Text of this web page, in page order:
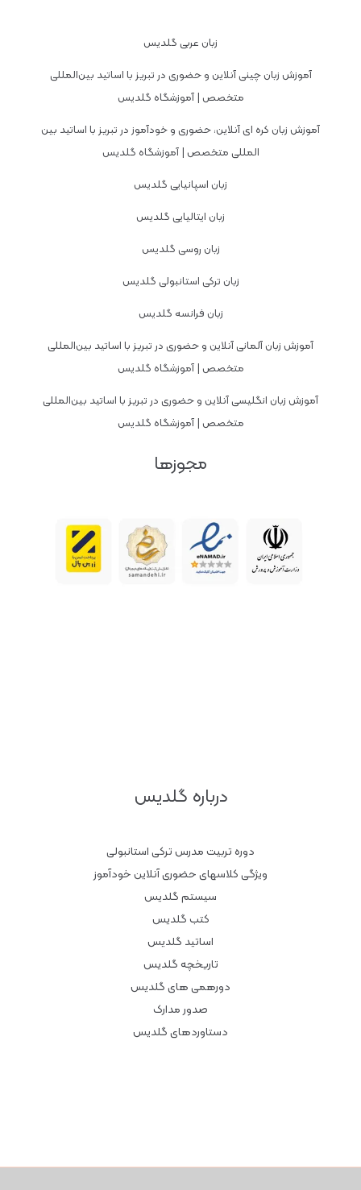
زبان عربی گلدیس
آموزش زبان چینی آنلاین و حضوری در تبریز با اساتید بین‌المللی
متخصص | آموزشگاه گلدیس
آموزش زبان کره ای آنلاین، حضوری و خودآموز در تبریز با اساتید بین
المللی متخصص | آموزشگاه گلدیس
زبان اسپانیایی گلدیس
زبان ایتالیایی گلدیس
زبان روسی گلدیس
زبان ترکی استانبولی گلدیس
زبان فرانسه گلدیس
آموزش زبان آلمانی آنلاین و حضوری در تبریز با اساتید بین‌المللی
متخصص | آموزشگاه گلدیس
آموزش زبان انگلیسی آنلاین و حضوری در تبریز با اساتید بین‌المللی
متخصص | آموزشگاه گلدیس
مجوزها
درباره گلدیس
دوره تربیت مدرس ترکی استانبولی
ویژگی کلاسهای حضوری آنلاین خودآموز
سیستم گلدیس
کتب گلدیس
اساتید گلدیس
تاریخچه گلدیس
دورهمی های گلدیس
صدور مدارک
دستاوردهای گلدیس